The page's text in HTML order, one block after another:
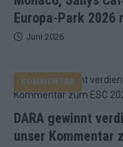
Europa-Park 2026
Juni 2026
DARA gewinnt
unser Kommentar
KOMMENTAR